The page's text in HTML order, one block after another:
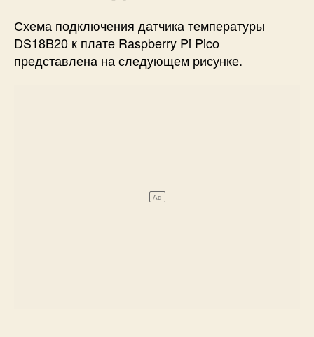
Схема подключения датчика температуры
DS18B20 к плате Raspberry Pi Pico
представлена на следующем рисунке.